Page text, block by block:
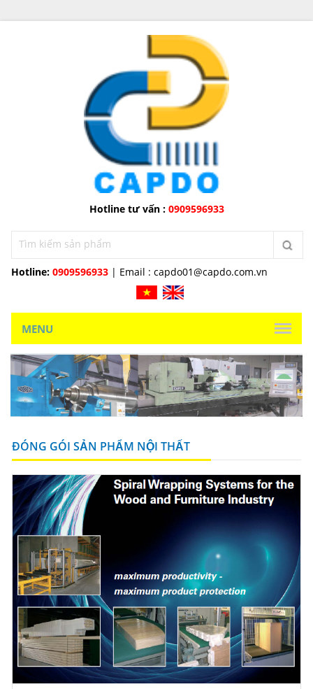
Hotline tư vấn : 0909596933
Hotline: 0909596933 | Email : capdo01@capdo.com.vn
MENU
ĐÓNG GÓI SẢN PHẨM NỘI THẤT